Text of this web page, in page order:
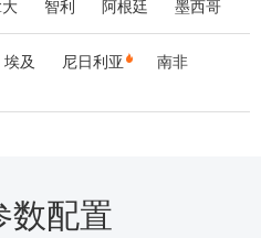
智利 阿根廷 墨西哥
埃及 尼日利亚
南非
数配置